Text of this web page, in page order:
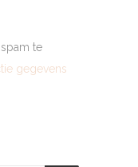
te
gegevens